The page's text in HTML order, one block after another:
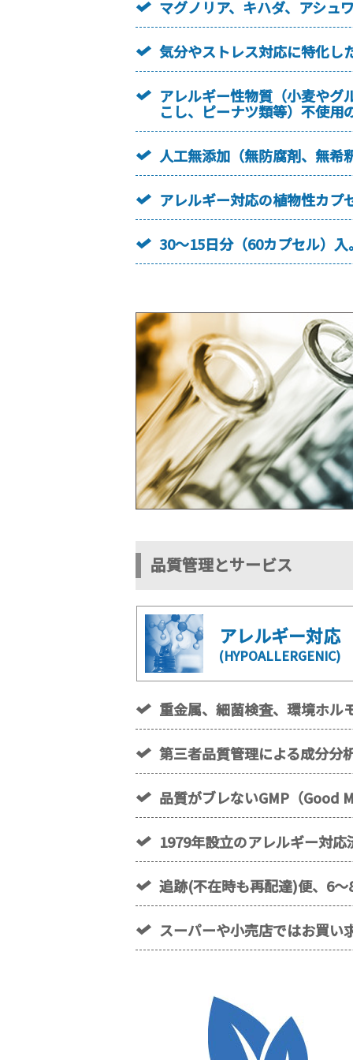
マグノリア、キハダ、アシュ
気分やストレス対応に特化し
アレルギー性物質（小麦やグ
こし、ピーナツ類等）不使用
人工無添加（無防腐剤、無希
アレルギー対応の植物性カプ
30～15日分（60カプセル）入
品質管理とサービス
アレルギー対応
(HYPOALLERGENIC)
重金属、細菌検査、環境ホル
第三者品質管理による成分分
品質がブレないGMP（
1979年設立のアレルギー対
追跡(不在時も再配達)便、6
スーパーや小売店ではお買い